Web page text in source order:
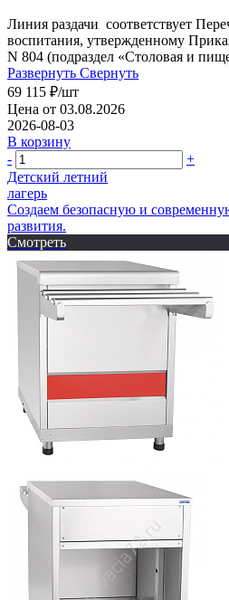
Линия раздачи соответствует
воспитания, утвержденному
N 804 (подраздел «Столовая и
Развернуть Свернуть
69 115 ₽/шт
Цена от 03.08.2026
2026-08-03
В корзину
-
+
Детский летний
лагерь
Создаем безопасную и
развития.
Смотреть